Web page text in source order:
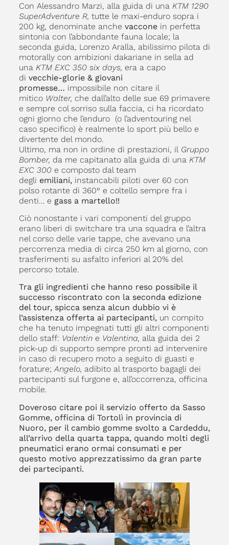
Con Alessandro Marzi, alla guida di una KTM 1290
SuperAdventure R, tutte le maxi-enduro sopra i
200 kg, denominate anche vacconein perfetta
sintonia con l’abbondante fauna locale; la
seconda guida, Lorenzo Aralla, abilissimo pilota di
motorally con ambizioni dakariane in sella ad
una KTM EXC 350 six days, era a capo
di vecchie-glorie & giovani
promesse… impossibile non citare il
mitico Walter, che dall’alto delle sue 69 primavere
e sempre col sorriso sulla faccia, ci ha ricordato
ogni giorno che l’enduro (o l’adventouring nel
caso specifico) è realmente lo sport più bello e
divertente del mondo.
Ultimo, ma non in ordine di prestazioni, il Gruppo
Bomber, da me capitanato alla guida di una KTM
EXC 300 e composto dal team
degli emiliani, instancabili piloti over 60 con
polso rotante di 360° e coltello sempre fra i
denti… e gass a martello!!
Ciò nonostante i vari componenti del gruppo
erano liberi di switchare tra una squadra e l’altra
nel corso delle varie tappe, che avevano una
percorrenza media di circa 250 km al giorno, con
trasferimenti su asfalto inferiori al 20% del
percorso totale.
Tra gli ingredienti che hanno reso possibile il
successo riscontrato con la seconda edizione
del tour, spicca senza alcun dubbio vi è
l’assistenza offerta ai partecipanti, un compito
che ha tenuto impegnati tutti gli altri componenti
dello staff: Valentine Valentina, alla guida dei 2
pick-up di supporto sempre pronti ad intervenire
in caso di recupero moto a seguito di guasti e
forature;Angelo, adibito al trasporto bagagli dei
partecipanti sul furgone e, all’occorrenza, officina
mobile.
Doveroso citare poi il servizio offerto da Sasso
Gomme, officina di Tortolì in provincia di
Nuoro, per il cambio gomme svolto a Cardeddu,
all’arrivo della quarta tappa, quando molti degli
pneumatici erano ormai consumati e per
questo motivo apprezzatissimo da gran parte
dei partecipanti.